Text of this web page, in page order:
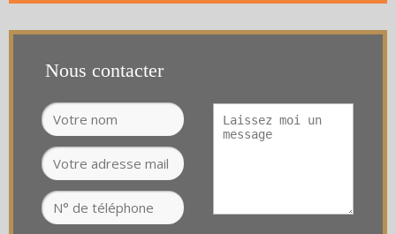
Nous contacter